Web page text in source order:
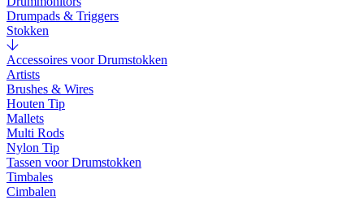
Drumpads & Triggers
Stokken
Accessoires voor Drumstokken
Artists
Brushes & Wires
Houten Tip
Mallets
Multi Rods
Nylon Tip
Tassen voor Drumstokken
Timbales
Cimbalen